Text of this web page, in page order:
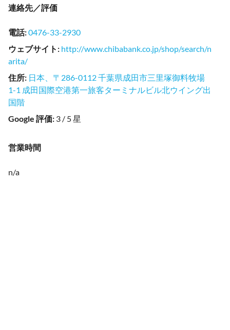
連絡先／評価
電話:0476-33-2930
ウェブサイト : http://www.chibabank.co.jp/shop/search/n
arita/
住所: 日本、〒286-0112 千葉県成田市三里塚御料牧場
1-1 成田国際空港第一旅客ターミナルビル北ウイング出
国階
Google 評価: 3 / 5 星
営業時間
n/a